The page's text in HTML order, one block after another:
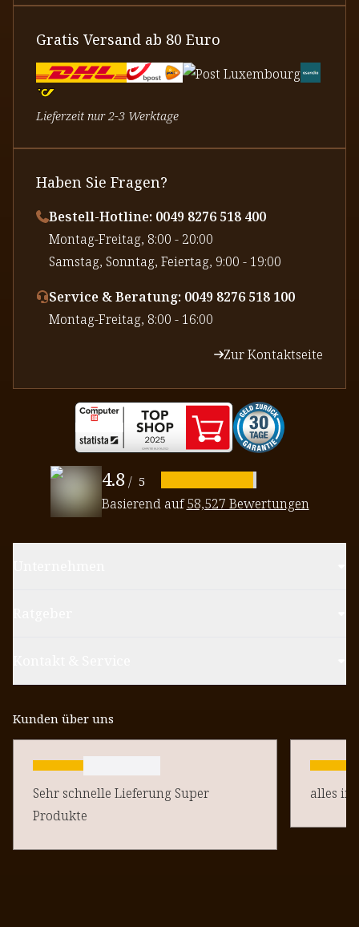
Gratis Versand ab 80 Euro
Lieferzeit nur 2-3 Werktage
Haben Sie Fragen?
Bestell-Hotline: 0049 8276 518 400
⁠Montag-Freitag, 8:00 - 20:00
⁠Samstag, Sonntag, Feiertag, 9:00 - 19:00
Service & Beratung: 0049 8276 518 100
⁠Montag-Freitag, 8:00 - 16:00
Zur Kontaktseite
4.8 / 5
Basierend auf58,527 Bewertungen
Kunden über uns
Sehr schnelle Lieferung Super
Produkte
alles in